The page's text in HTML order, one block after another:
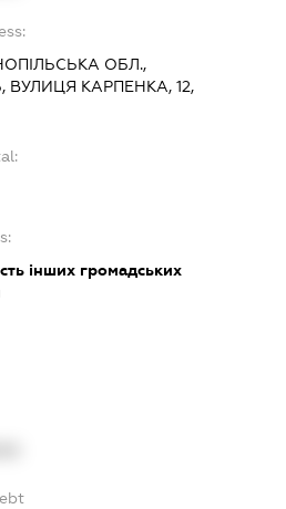
ОБЛ.,
ВУЛИЦЯ КАРПЕНКА, 12,
інших громадських